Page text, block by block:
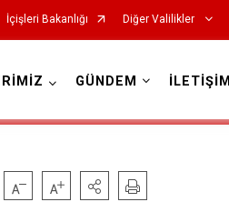
İçişleri Bakanlığı Diğer Valilikler
GÜNDEM İLETİŞİM